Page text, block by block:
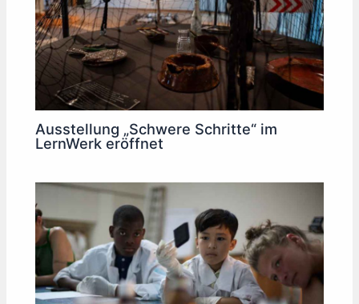
Ausstellung „Schwere Schritte“ im
LernWerk eröffnet